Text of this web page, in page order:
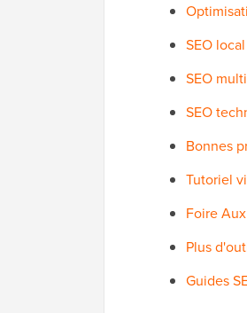
SEO
SEO
SEO
Bonnes
Tutoriel
Foire
Plus
Guides